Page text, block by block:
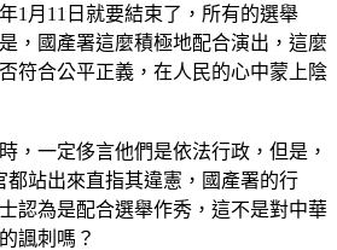
1月11日就要結束了，所有的選舉
，國產署這麼積極地配合演出，這麼
符合公平正義，在人民的心中蒙上陰
，一定侈言他們是依法行政，但是，
都站出來直指其違憲，國產署的行
認為是配合選舉作秀，這不是對中華
諷刺嗎？